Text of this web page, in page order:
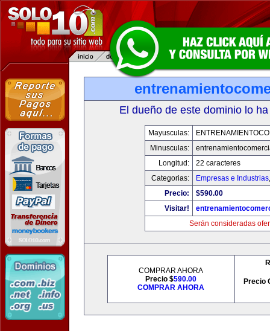
El dueño de este dominio lo
Mayusculas:
Minusculas:
Longitud:
22 caracteres
Categorias:
Empresas e Industrias
Precio:
$590.00
Visitar!
Serán consideradas
COMPRAR AHORA
Precio $590.00
COMPRAR AHORA
Precio